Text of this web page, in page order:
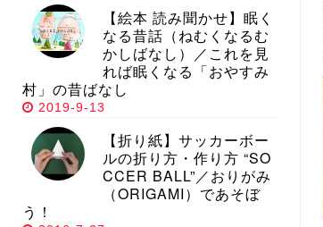
【絵本 読み聞かせ】眠く
なる昔話（ねむくなるむ
かしばなし）／これを見
れば眠くなる「おやすみ
村」の昔ばなし
2019-9-13
【折り紙】サッカーボー
ルの折り方・作り方 “SO
CCER BALL”／おりがみ
（ORIGAMI）であそぼ
う！